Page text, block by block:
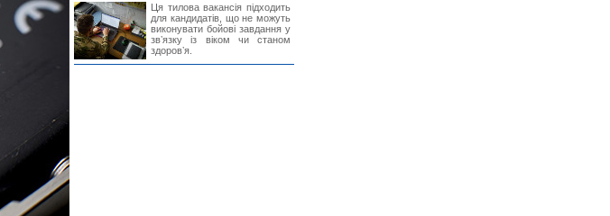
Ця тилова вакансія підходить
для кандидатів, що не можуть
виконувати бойові завдання у
звʼязку із віком чи станом
здоровʼя.